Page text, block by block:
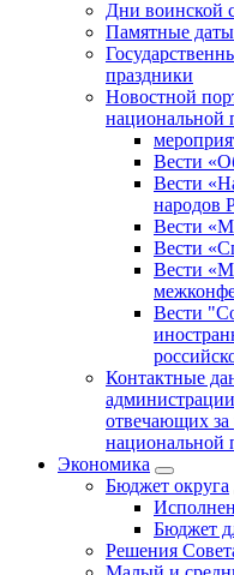
Дни воинской
Памятные
праздники
Новостной
национальной
Вести
Вести
народов
Вести
Вести
Вести
Вести
Контактные
отвечающих за
национальной
Экономика
Бюджет округa
Бюджет
Решения